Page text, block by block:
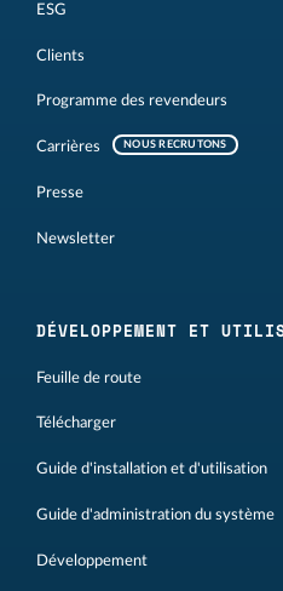
ESG
Clients
Programme des revendeurs
Carrières NOUS RECRUTONS
Presse
Newsletter
DÉVELOPPEMENT ET
Feuille de route
Télécharger
Guide d'installation et d'utilisation
Guide d'administration du système
Développement